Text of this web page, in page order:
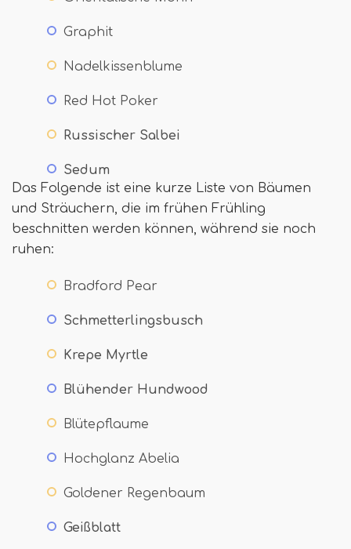
Graphit
Nadelkissenblume
Red Hot Poker
Russischer Salbei
Sedum
Das Folgende ist eine kurze Liste von Bäumen
und Sträuchern, die im frühen Frühling
beschnitten werden können, während sie noch
ruhen:
Bradford Pear
Schmetterlingsbusch
Krepe Myrtle
Blühender Hundwood
Blütepflaume
Hochglanz Abelia
Goldener Regenbaum
Geißblatt